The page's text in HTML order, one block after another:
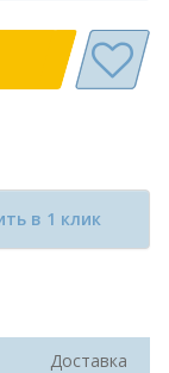
в 1 клик
Доставка